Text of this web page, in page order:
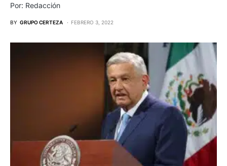
Por: Redacción
BY GRUPO CERTEZA FEBRERO 3, 2022